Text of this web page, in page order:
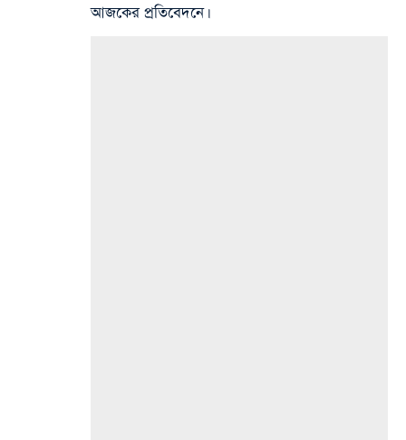
আজকের প্রতিবেদনে।